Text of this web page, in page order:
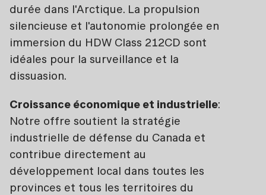
durée dans l'Arctique. La propulsion
silencieuse et l'autonomie prolongée en
immersion du HDW Class 212CD sont
idéales pour la surveillance et la
dissuasion.
Croissance économique et industrielle:
Notre offre soutient la stratégie
industrielle de défense du Canada et
contribue directement au
développement local dans toutes les
provinces et tous les territoires du